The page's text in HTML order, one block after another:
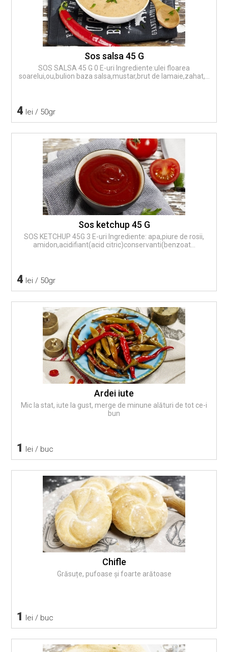
Sos salsa 45 G
SOS SALSA 45 G 0 E-uri Ingrediente:ulei floarea
soarelui,ou,bulion baza salsa,mustar,brut de lamaie,zahat,...
4 lei / 50gr
Sos ketchup 45 G
SOS KETCHUP 45G 3 E-uri Ingrediente: apa,piure de rosii,
amidon,acidifiant(acid citric)conservanti(benzoat...
4 lei / 50gr
Ardei iute
Mic la stat, iute la gust, merge de minune alături de tot ce-i
bun
1 lei / buc
Chifle
Grăsuțe, pufoase și foarte arătoase
1 lei / buc